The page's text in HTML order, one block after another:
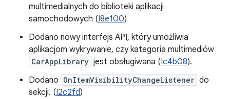
multimedialnych do biblioteki aplikacji
samochodowych (I8e100)
Dodano nowy interfejs API, który umożliwia
aplikacjom wykrywanie, czy kategoria multimediów
CarAppLibrary jest obsługiwana (Ic4b08).
Dodano OnItemVisibilityChangeListener do
sekcji. (I2c2fd)